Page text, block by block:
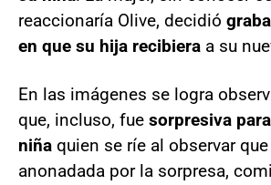
reaccionaría Olive, decidió
en que su hija recibiera a su
En las imágenes se logra
que, incluso, fue sorpresiva
niña quien se ríe al observar
anonadada por la sorpresa,